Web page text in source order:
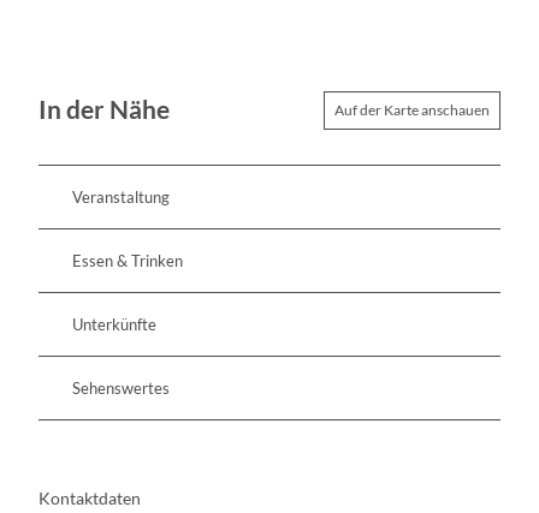
In der Nähe Auf der Karte anschauen
Veranstaltung
Essen & Trinken
Unterkünfte
Sehenswertes
Kontaktdaten